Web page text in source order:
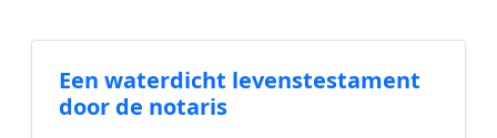
Een waterdicht levenstestament
door de notaris